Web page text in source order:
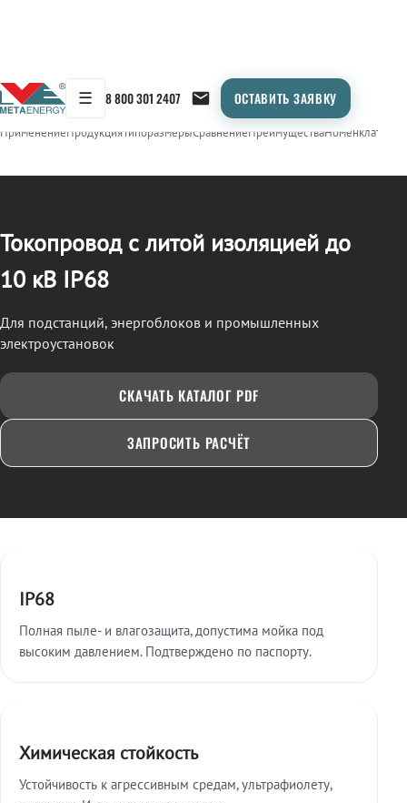
☰ 8 800 301 2407 ОСТАВИТЬ ЗАЯВКУ
← Продукция/ТОКОПРОВОД
ПрименениеПродукцияТипоразмерыСравнениеПреимуществаНоменклатура
Токопровод с литой изоляцией до
10 кВ IP68
Для подстанций, энергоблоков и промышленных
электроустановок
СКАЧАТЬ КАТАЛОГ PDF
ЗАПРОСИТЬ РАСЧЁТ
IP68
Полная пыле- и влагозащита, допустима мойка под
высоким давлением. Подтверждено по паспорту.
Химическая стойкость
Устойчивость к агрессивным средам, ультрафиолету,